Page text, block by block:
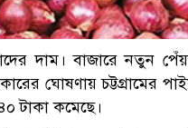
ফাইল ছবি
দাম। বাজারে নতুন
ঘোষণায় চট্টগ্রামের
টাকা কমেছে।